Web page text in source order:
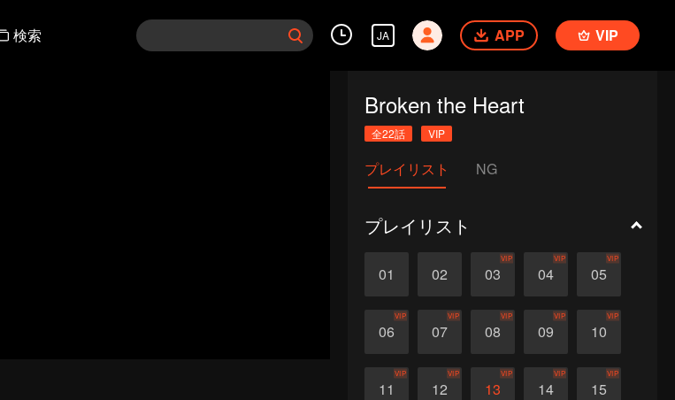
検索 JA APP VIP
Broken the Heart
全22話 VIP
プレイリスト NG
プレイリスト
01 02 03
VIP
04
VIP
05
VIP
06
VIP
07
VIP
08
VIP
09
VIP
10
VIP
11
VIP
12
VIP
13
VIP
14
VIP
15
VIP